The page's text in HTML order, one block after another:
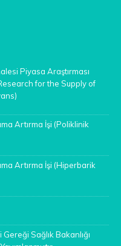
Piyasa Araştırması
for the Supply of
Artırma İşi (Poliklinik
Artırma İşi (Hiperbarik
Sağlık Bakanlığı